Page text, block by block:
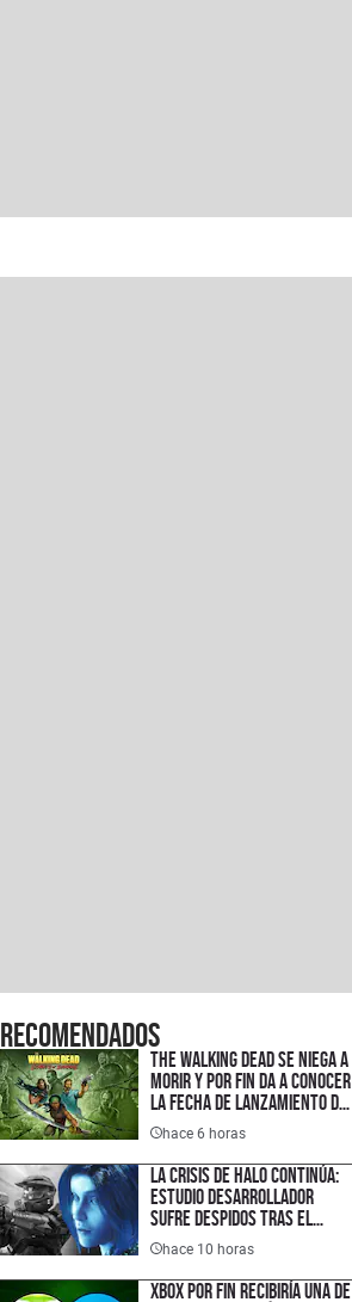
Recomendados
The Walking Dead se niega a
morir y por fin da a conocer
la fecha de lanzamiento de
su nuevo juego
hace 6 horas
La crisis de Halo continúa:
estudio desarrollador
sufre despidos tras el
fallido lanzamiento
multiplataforma de
Campaign Evolved
hace 10 horas
XBOX por fin recibiría una de